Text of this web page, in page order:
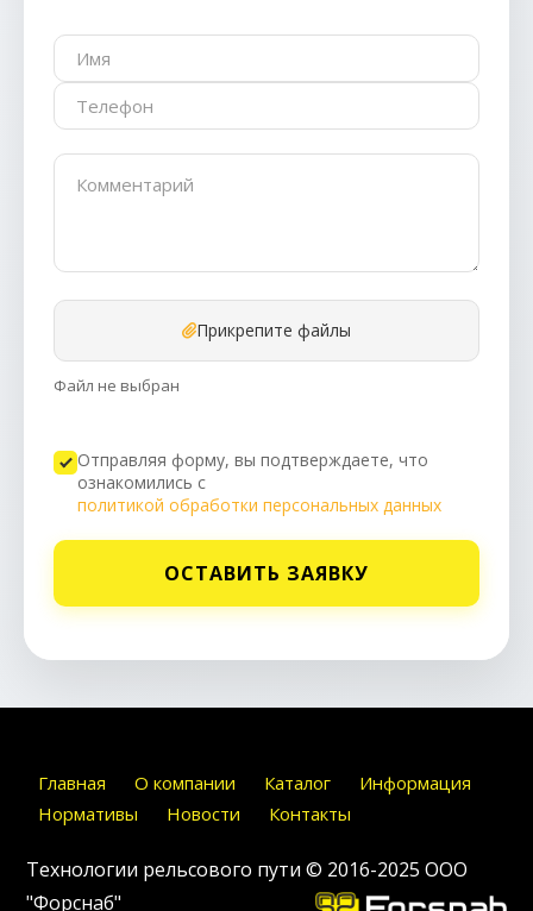
Прикрепите файлы
Файл не выбран
Отправляя форму, вы подтверждаете, что
ознакомились с
политикой обработки персональных данных
ОСТАВИТЬ ЗАЯВКУ
Главная О компании Каталог
Информация
Нормативы
Новости Контакты
Технологии рельсового пути © 2016-2025ООО
"Форснаб"